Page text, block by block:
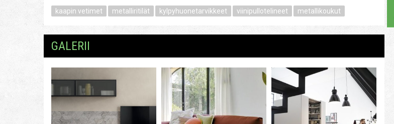
kaapin vetimet
metalliritilät kylpyhuonetarvikkeet viinipullotelineet metallikoukut
GALERII